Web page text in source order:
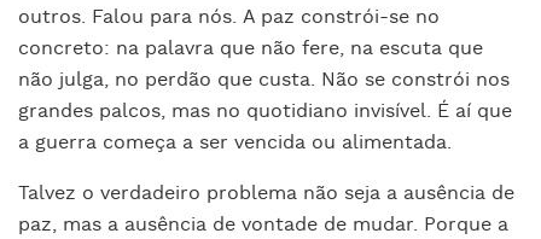
outros. Falou para nós. A paz constrói-se no
concreto: na palavra que não fere, na escuta que
não julga, no perdão que custa. Não se constrói nos
grandes palcos, mas no quotidiano invisível. É aí que
a guerra começa a ser vencida ou alimentada.
Talvez o verdadeiro problema não seja a ausência de
paz, mas a ausência de vontade de mudar. Porque a